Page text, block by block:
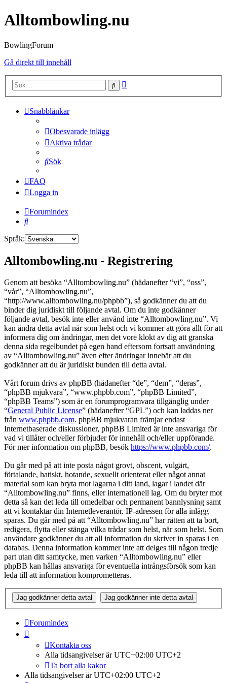
Alltombowling.nu
BowlingForum
Gå direkt till innehåll
Sök
Snabblänkar
Obesvarade inlägg
Aktiva trådar
Sök
FAQ
Logga in
Forumindex
Sök
Språk:
Alltombowling.nu - Registrering
Genom att besöka “Alltombowling.nu” (hädanefter “vi”, “oss”,
“vår”, “Alltombowling.nu”,
“http://www.alltombowling.nu/phpbb”), så godkänner du att du
binder dig juridiskt till följande avtal. Om du inte godkänner
följande avtal, besök inte eller använd inte “Alltombowling.nu”. Vi
kan ändra detta avtal när som helst och vi kommer att göra allt för att
informera dig om ändringar, men det vore klokt av dig att granska
denna sida regelbundet på egen hand eftersom fortsatt användning
av “Alltombowling.nu” även efter ändringar innebär att du
godkänner att du är juridiskt bunden till detta avtal.
Vårt forum drivs av phpBB (hädanefter “de”, “dem”, “deras”,
“phpBB mjukvara”, “www.phpbb.com”, “phpBB Limited”,
“phpBB Teams”) som är en forumprogramvara tillgänglig under
“General Public License” (hädanefter “GPL”) och kan laddas ner
från www.phpbb.com. phpBB mjukvaran främjar endast
Internetbaserade diskussioner, phpBB Limited är inte ansvariga för
vad vi tillåter och/eller förbjuder för innehåll och/eller uppförande.
För mer information om phpBB, besök https://www.phpbb.com/.
Du går med på att inte posta något grovt, obscent, vulgärt,
förtalande, hatiskt, hotande, sexuellt orienterat eller något annat
material som kan bryta mot lagarna i ditt land, lagar i landet där
“Alltombowling.nu” finns, eller internationell lag. Om du bryter mot
detta så kan det leda till omedelbar och permanent bannlysning samt
att vi kontaktar din Internetleverantör. IP-adressen för alla inlägg
sparas. Du går med på att “Alltombowling.nu” har rätten att ta bort,
redigera, flytta eller stänga vilka trådar som helst, när som helst. Som
användare godkänner du att all information du skriver in sparas i en
databas. Denna information kommer inte att delges till någon tredje
part utan ditt samtycke, men varken “Alltombowling.nu” eller
phpBB kan hållas ansvariga för eventuella intrångsförsök som kan
leda till att information komprometteras.
Forumindex
Kontakta oss
Alla tidsangivelser är UTC+02:00 UTC+2
Ta bort alla kakor
Alla tidsangivelser är UTC+02:00 UTC+2